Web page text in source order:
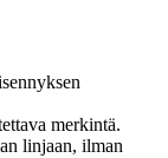
merkintä.
linjaan, ilman